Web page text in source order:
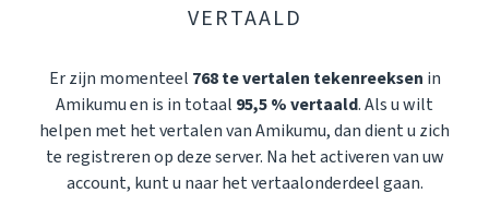
VERTAALD
Er zijn momenteel 768 te vertalen tekenreeksen in
Amikumu en is in totaal 95,5 % vertaald. Als u wilt
helpen met het vertalen van Amikumu, dan dient u zich
te registreren op deze server. Na het activeren van uw
account, kunt u naar het vertaalonderdeel gaan.